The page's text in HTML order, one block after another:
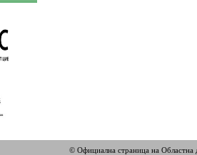
© Официална страница на